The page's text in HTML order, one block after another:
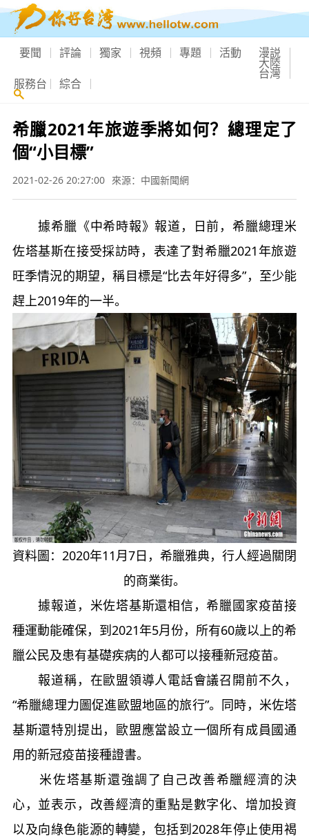
要聞 評論 獨家 視頻 專題 活動 漫説
大陸
台灣
服務台 綜合
希臘2021年旅遊季將如何？總理定了
個“小目標”
2021-02-26 20:27:00 來源：中國新聞網
據希臘《中希時報》報道，日前，希臘總理米
佐塔基斯在接受採訪時，表達了對希臘2021年旅遊
旺季情況的期望，稱目標是“比去年好得多”，至少能
趕上2019年的一半。
資料圖：2020年11月7日，希臘雅典，行人經過關閉
的商業街。
據報道，米佐塔基斯還相信，希臘國家疫苗接
種運動能確保，到2021年5月份，所有60歲以上的希
臘公民及患有基礎疾病的人都可以接種新冠疫苗。
報道稱，在歐盟領導人電話會議召開前不久，
“希臘總理力圖促進歐盟地區的旅行”。同時，米佐塔
基斯還特別提出，歐盟應當設立一個所有成員國通
用的新冠疫苗接種證書。
米佐塔基斯還強調了自己改善希臘經濟的決
心，並表示，改善經濟的重點是數字化、增加投資
以及向綠色能源的轉變，包括到2028年停止使用褐